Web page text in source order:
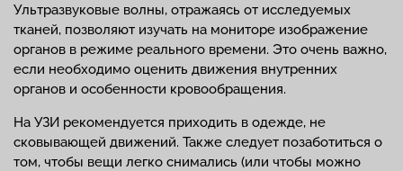
Ультразвуковые волны, отражаясь от исследуемых
тканей, позволяют изучать на мониторе изображение
органов в режиме реального времени. Это очень важно,
если необходимо оценить движения внутренних
органов и особенности кровообращения.
На УЗИ рекомендуется приходить в одежде, не
сковывающей движений. Также следует позаботиться о
том, чтобы вещи легко снимались (или чтобы можно